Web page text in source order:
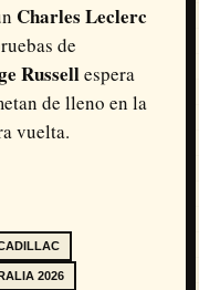
Charles Leclerc
de
Russellespera
de lleno en la
vuelta.
2026